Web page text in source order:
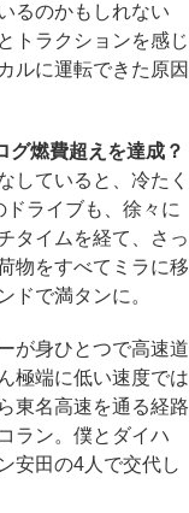
るのかもしれない
トラクションを感じ
ルに運転できた原因
燃費超えを達成？
していると、冷たく
ライブも、徐々に
タイムを経て、さっ
物をすべてミラに移
ドで満タンに。
が身ひとつで高速道
極端に低い速度では
東名高速を通る経路
ラン。僕とダイハ
安田の4人で交代し